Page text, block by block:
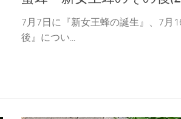
7月7日に『新女王蜂の誕生』、7月
後』につい...